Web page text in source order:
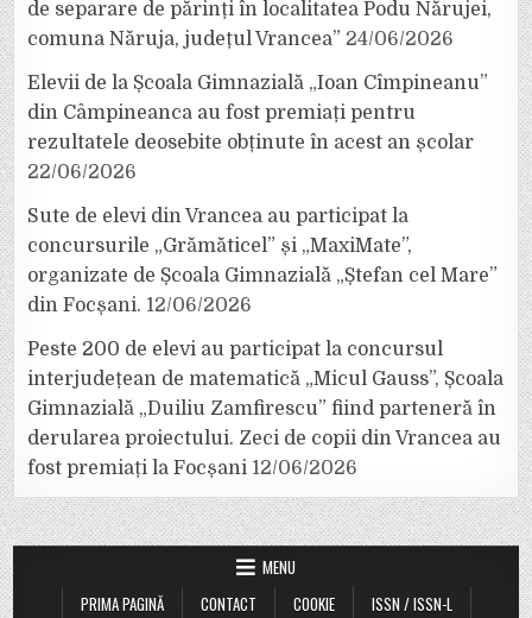
de separare de părinți în localitatea Podu Nărujei,
comuna Năruja, județul Vrancea” 24/06/2026
Elevii de la Școala Gimnazială „Ioan Cîmpineanu”
din Câmpineanca au fost premiați pentru
rezultatele deosebite obținute în acest an școlar
22/06/2026
Sute de elevi din Vrancea au participat la
concursurile „Grămăticel” și „MaxiMate”,
organizate de Școala Gimnazială „Ștefan cel Mare”
din Focșani. 12/06/2026
Peste 200 de elevi au participat la concursul
interjudețean de matematică „Micul Gauss”, Școala
Gimnazială „Duiliu Zamfirescu” fiind parteneră în
derularea proiectului. Zeci de copii din Vrancea au
fost premiați la Focșani 12/06/2026
MENU
PRIMA PAGINĂ
CONTACT COOKIE
ISSN / ISSN-L